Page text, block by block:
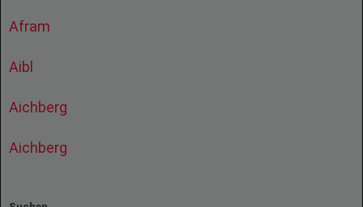
Afram
Aibl
Aichberg
Aichberg